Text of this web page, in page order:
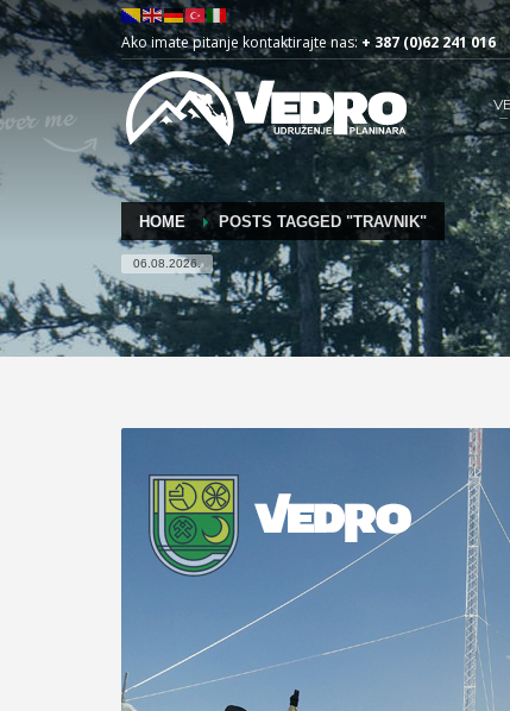
Ako imate pitanje kontaktirajte nas: + 387 (0)62 241 016
HOME POSTS TAGGED "TRAVNIK"
06.08.2026.